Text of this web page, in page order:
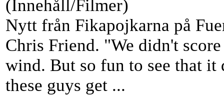
(Innehåll/Filmer)
Nytt från Fikapojkarna på
Chris Friend. "We didn't
wind. But so fun to see that
these guys get ...